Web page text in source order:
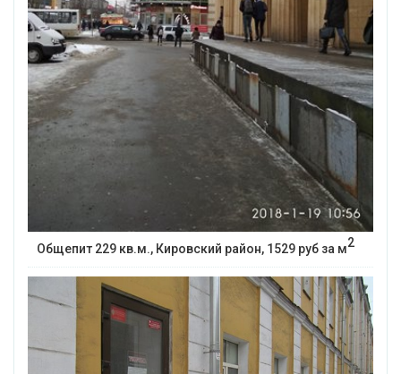
Общепит 229 кв.м., Кировский район, 1529 руб за м2